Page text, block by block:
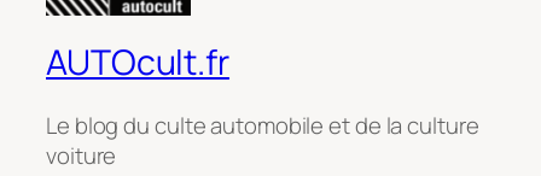
AUTOcult.fr
Le blog du culte automobile et de la culture
voiture